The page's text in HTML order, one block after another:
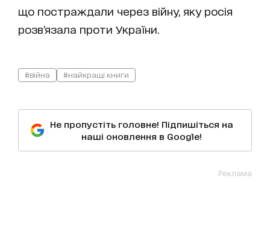
що постраждали через війну, яку росія
розв’язала проти України.
#війна #найкращі книги
Не пропустіть головне! Підпишіться на
наші оновлення в Google!
Реклама